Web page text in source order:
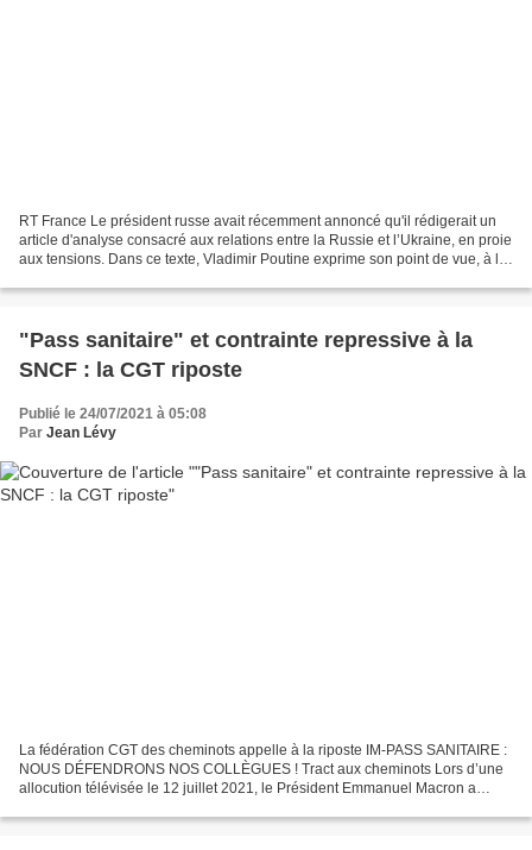
RT France Le président russe avait récemment annoncé qu'il rédigerait un
article d'analyse consacré aux relations entre la Russie et l’Ukraine, en proie
aux tensions. Dans ce texte, Vladimir Poutine exprime son point de vue, à la
"Pass sanitaire" et contrainte repressive à la
SNCF : la CGT riposte
Publié le 24/07/2021 à 05:08
Par Jean Lévy
La fédération CGT des cheminots appelle à la riposte IM-PASS SANITAIRE :
NOUS DÉFENDRONS NOS COLLÈGUES ! Tract aux cheminots Lors d’une
allocution télévisée le 12 juillet 2021, le Président Emmanuel Macron a